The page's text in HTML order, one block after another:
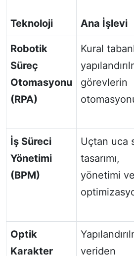
Teknoloji Ana İşlevi
Robotik
Süreç
Otomasyonu
(RPA)
Kural
görevlerin
İş Süreci
Yönetimi
(BPM)
Uçtan uca
tasarımı,
yönetimi ve
Optik
Karakter
veriden